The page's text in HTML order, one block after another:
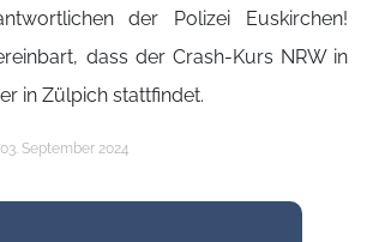
der Polizei Euskirchen!
dass der Crash-Kurs NRW in
in Zülpich stattfindet.
September 2024